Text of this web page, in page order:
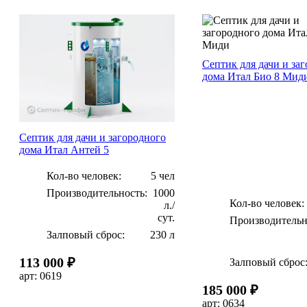
Септик для дачи и загородного
дома Итал Антей 5
Кол-во человек:
5 чел
Производительность: 1000
л./
сут.
Залповый сброс:
230 л
113 000 ₽
арт: 0619
Септик для дачи и
дома Итал Био 8
Кол-во человек:
Залповый сброс:
185 000 ₽
арт: 0634